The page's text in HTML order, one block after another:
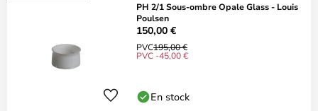
PH 2/1 Sous-ombre Opale Glass - Louis
Poulsen
150,00 €
PVC195,00 €
PVC -45,00 €
En stock